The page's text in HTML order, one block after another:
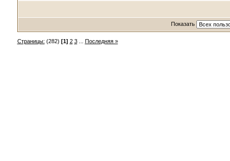
Показать
Страницы: (282) [1] 2 3... Последняя »